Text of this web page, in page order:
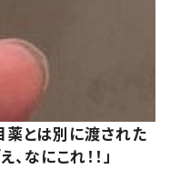
とは別に渡された
なにこれ！！」